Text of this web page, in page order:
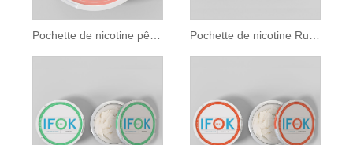
Pochette de nicotine pêche congelée Pochette de nicotine Ruby Berry